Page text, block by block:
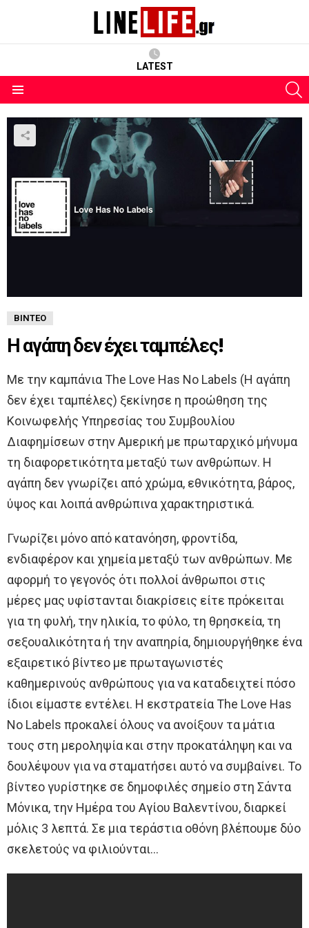
LATEST
ΒΊΝΤΕΟ
Η αγάπη δεν έχει ταμπέλες!
Με την καμπάνια The Love Has No Labels (Η αγάπη
δεν έχει ταμπέλες) ξεκίνησε η προώθηση της
Κοινωφελής Υπηρεσίας του Συμβουλίου
Διαφημίσεων στην Αμερική με πρωταρχικό μήνυμα
τη διαφορετικότητα μεταξύ των ανθρώπων. Η
αγάπη δεν γνωρίζει από χρώμα, εθνικότητα, βάρος,
ύψος και λοιπά ανθρώπινα χαρακτηριστικά.
Γνωρίζει μόνο από κατανόηση, φροντίδα,
ενδιαφέρον και χημεία μεταξύ των ανθρώπων. Με
αφορμή το γεγονός ότι πολλοί άνθρωποι στις
μέρες μας υφίστανται διακρίσεις είτε πρόκειται
για τη φυλή, την ηλικία, το φύλο, τη θρησκεία, τη
σεξουαλικότητα ή την αναπηρία, δημιουργήθηκε ένα
εξαιρετικό βίντεο με πρωταγωνιστές
καθημερινούς ανθρώπους για να καταδειχτεί πόσο
ίδιοι είμαστε εντέλει. Η εκστρατεία The Love Has
No Labels προκαλεί όλους να ανοίξουν τα μάτια
τους στη μεροληψία και στην προκατάληψη και να
δουλέψουν για να σταματήσει αυτό να συμβαίνει. Το
βίντεο γυρίστηκε σε δημοφιλές σημείο στη Σάντα
Μόνικα, την Ημέρα του Αγίου Βαλεντίνου, διαρκεί
μόλις 3 λεπτά. Σε μια τεράστια οθόνη βλέπουμε δύο
σκελετούς να φιλιούνται…